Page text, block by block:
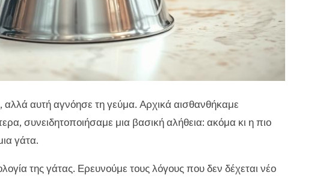
αλλά αυτή αγνόησε τη γεύμα. Αρχικά αισθανθήκαμε
συνειδητοποιήσαμε μια βασική αλήθεια: ακόμα κι η πιο
γάτα.
της γάτας. Ερευνούμε τους λόγους που δεν δέχεται νέο